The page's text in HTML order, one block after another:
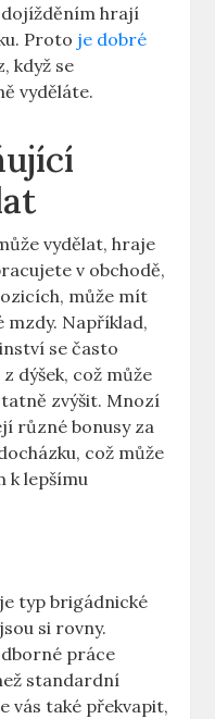
dojížděním hrají
Proto je dobré
když se
vyděláte.
vydělat, hraje
v obchodě,
může mít
mzdy. Například,
se často
dýšek, což může
zvýšit. Mnozí
různé bonusy za
což může
k lepšímu
typ brigádnické
si rovny.
práce
standardní
vás také překvapit,